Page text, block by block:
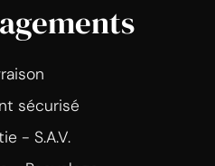
sécurisé
- S.A.V.